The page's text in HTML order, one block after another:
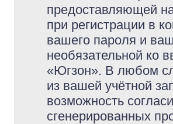
предоставляющей
при регистрации в
вашего пароля и
необязательной ко
«Югзон». В любом
из вашей учётной
возможность
сгенерированных